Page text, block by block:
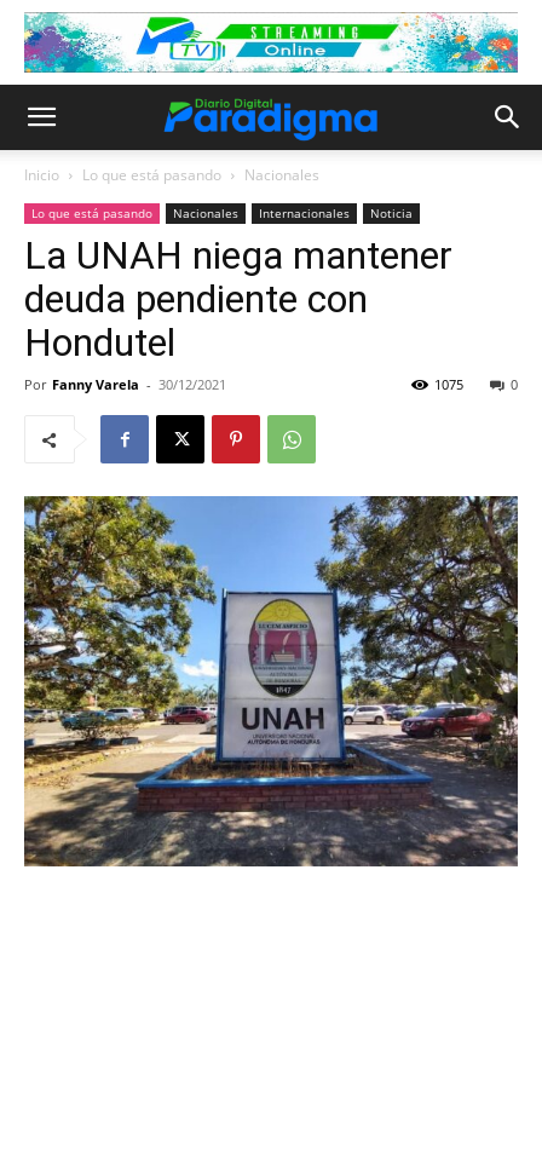
Inicio Lo que está pasando Nacionales
Lo que está pasando Nacionales Internacionales Noticia
La UNAH niega mantener
deuda pendiente con
Hondutel
Por Fanny Varela - 30/12/2021 0
1075